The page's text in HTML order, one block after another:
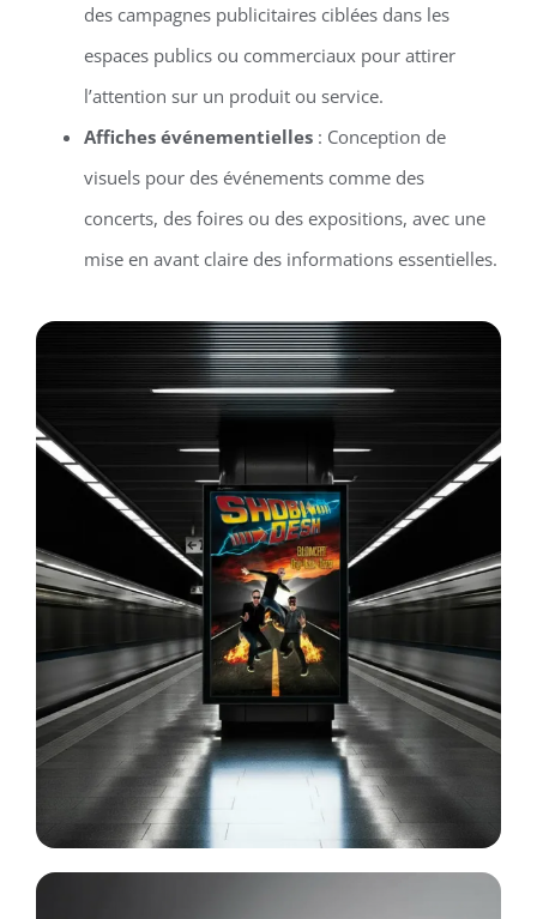
des campagnes publicitaires ciblées dans les
espaces publics ou commerciaux pour attirer
l’attention sur un produit ou service.
Affiches événementielles: Conception de
visuels pour des événements comme des
concerts, des foires ou des expositions, avec une
mise en avant claire des informations essentielles.